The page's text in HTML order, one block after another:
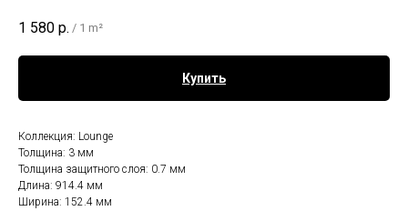
1 580 р. / 1 m²
Купить
Коллекция: Lounge
Толщина: 3 мм
Толщина защитного слоя: 0.7 мм
Длина: 914.4 мм
Ширина: 152.4 мм